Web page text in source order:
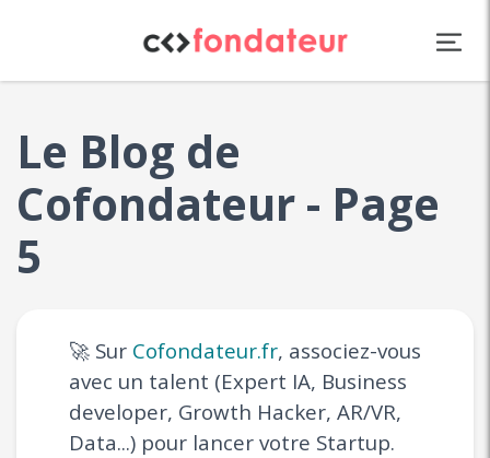
Le Blog de
Cofondateur - Page
5
🚀 Sur Cofondateur.fr, associez-vous
avec un talent (Expert IA, Business
developer, Growth Hacker, AR/VR,
Data...) pour lancer votre Startup.